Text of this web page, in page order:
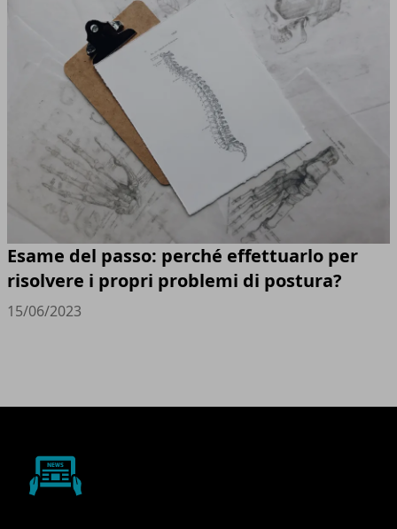
Esame del passo: perché effettuarlo per
risolvere i propri problemi di postura?
15/06/2023